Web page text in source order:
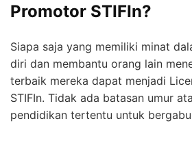
Promotor STIFIn?
Siapa saja yang memiliki minat
diri dan membantu orang lain
terbaik mereka dapat menjadi
STIFIn. Tidak ada batasan umur
pendidikan tertentu untuk